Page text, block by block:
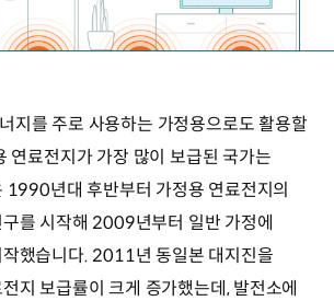
지를 주로 사용하는 가정용으로도 활용할
연료전지가 가장 많이 보급된 국가는
1990년대 후반부터 가정용 연료전지의
를 시작해 2009년부터 일반 가정에
했습니다. 2011년 동일본 대지진을
지 보급률이 크게 증가했는데, 발전소에